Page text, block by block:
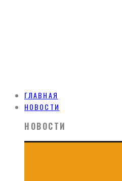
ГЛАВНАЯ
НОВОСТИ
НОВОСТИ